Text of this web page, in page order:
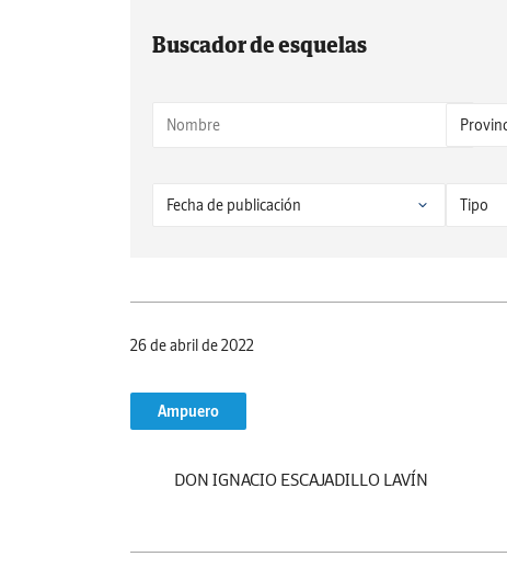
Buscador de esquelas
26 de abril de 2022
Ampuero
DON IGNACIO ESCAJADILLO LAVÍN